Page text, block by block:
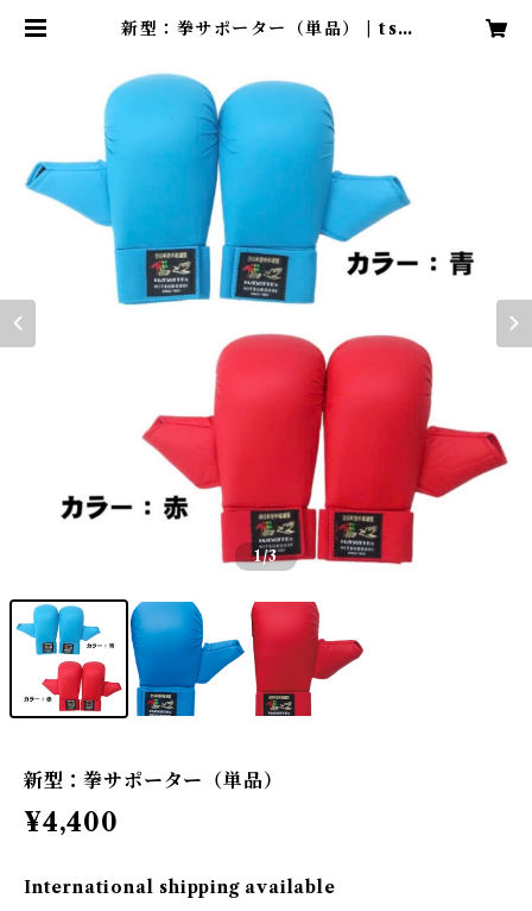
新型：拳サポーター（単品） | tsu
1/3
新型：拳サポーター（単品）
¥4,400
International shipping available